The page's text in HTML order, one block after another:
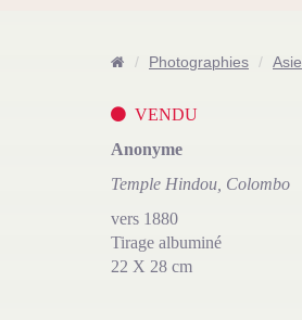
Photographies Asie
VENDU
Anonyme
Temple Hindou, Colombo
vers 1880
Tirage albuminé
22 X 28 cm